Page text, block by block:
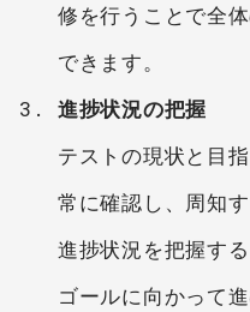
修を行うことで全
できます。
進捗状況の把握
テストの現状と目
常に確認し、周知
進捗状況を把握す
ゴールに向かって